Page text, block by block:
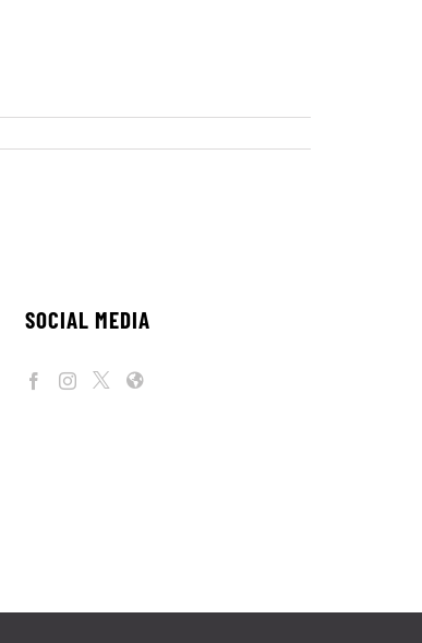
SOCIAL MEDIA